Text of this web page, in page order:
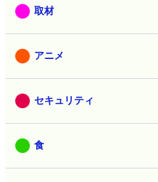
取材
アニメ
セキュリティ
食